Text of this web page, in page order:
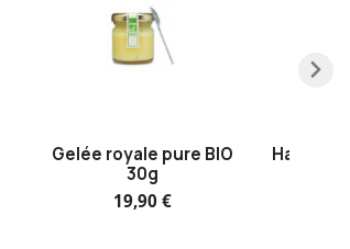
Gelée royale pure BIO
30g
19,90 €
Haricot